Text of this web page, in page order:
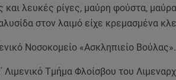
λευκές ρίγες, μαύρη φούστα,
στον λαιμό είχε κρεμασμένα
Νοσοκομείο «Ασκληπιείο Βούλας».
Λιμενικό Τμήμα Φλοίσβου του